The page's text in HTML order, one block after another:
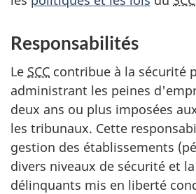
Responsabilités
Le SCC contribue à la sécurité
administrant les peines
deux ans ou plus imposées
les tribunaux. Cette
gestion des établissements
divers niveaux de sécurité et
délinquants mis en liberté